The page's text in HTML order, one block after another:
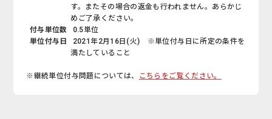
す。またその場合の返金も行われません。あらかじ
めご了承ください。
付与単位数
0.5単位
単位付与日
2021年2月16日(火) ※単位付与日に所定の条件を
満たしていること
※継続単位付与問題については、 こちらをご覧ください。